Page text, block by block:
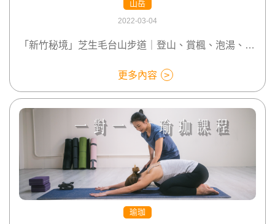
山岳
2022-03-04
「新竹秘境」芝生毛台山步道｜登山、賞楓、泡湯、露營讓你一次滿足
更多內容
瑜珈